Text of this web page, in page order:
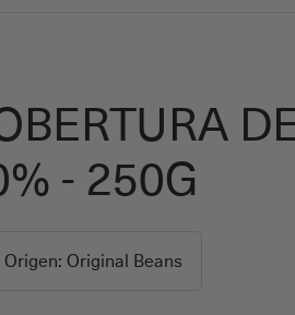
- 250G
Origen: Original Beans